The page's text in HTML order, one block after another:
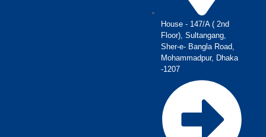
House - 147/A ( 2nd
Floor), Sultangang,
Sher-e- Bangla Road,
Mohammadpur, Dhaka
-1207